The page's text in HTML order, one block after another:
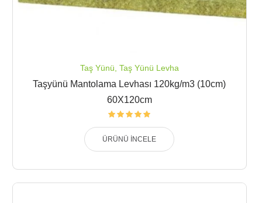
Taş Yünü Taş Yünü Levha
Taşyünü Mantolama Levhası 120kg/m3 (10cm)
60X120cm
ÜRÜNÜ İNCELE